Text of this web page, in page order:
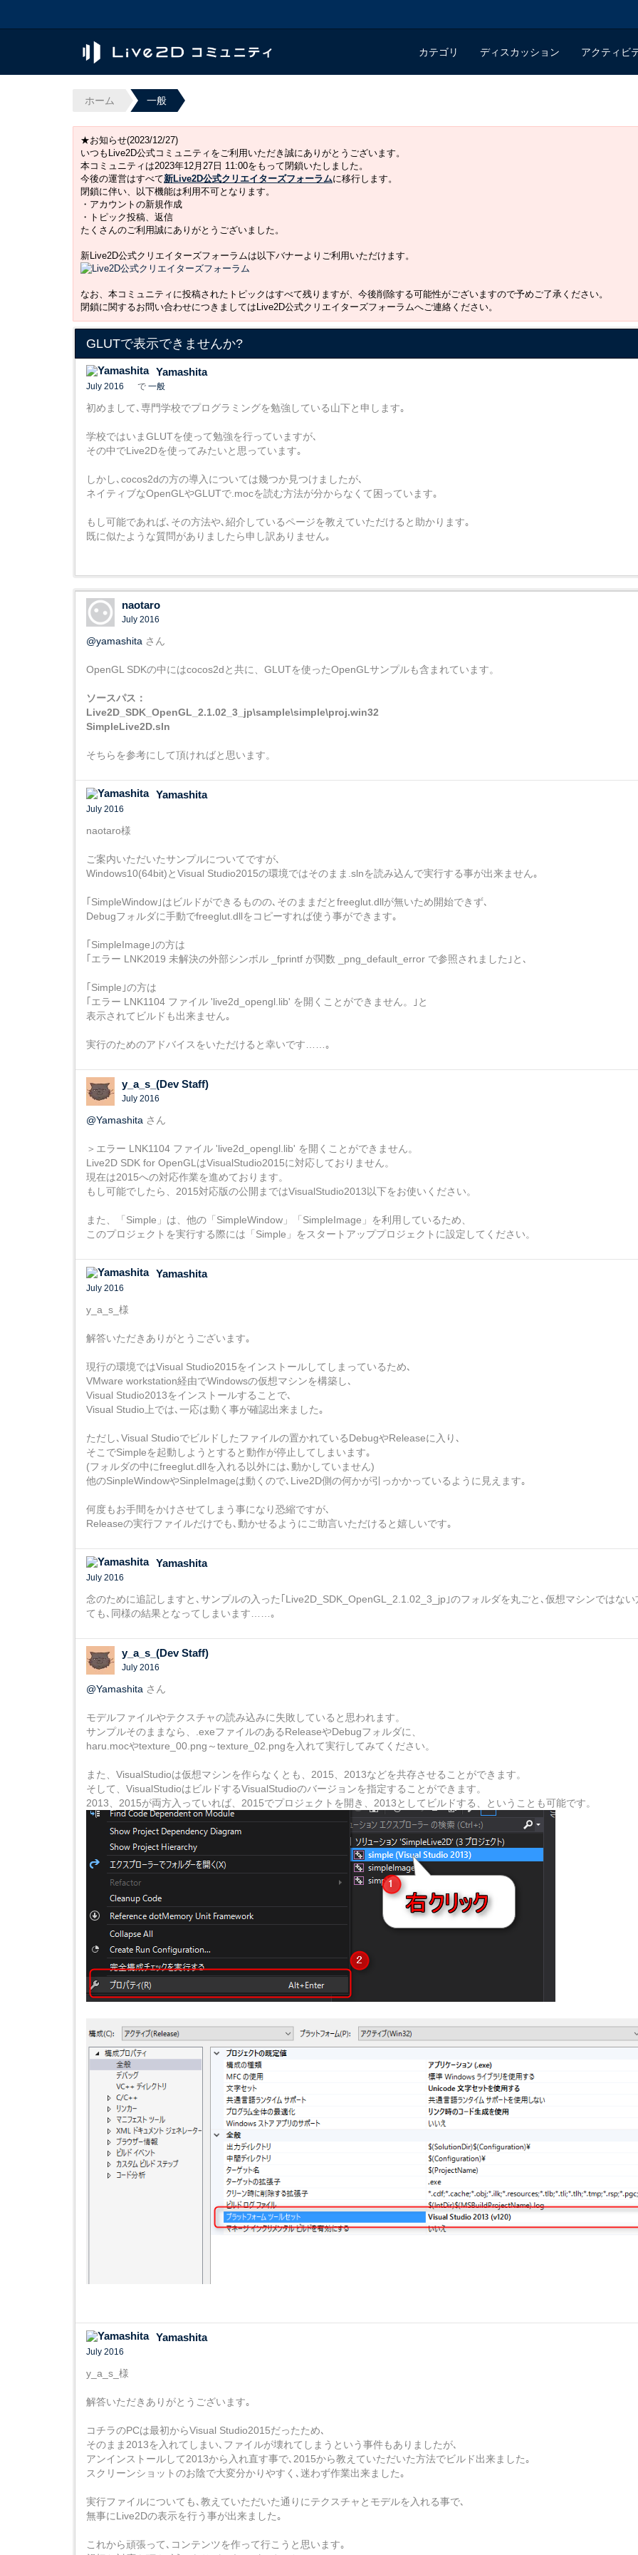
カテゴリ ディスカッション アクティビ
ホーム 一般
★お知らせ(2023/12/27)
いつもLive2D公式コミュニティをご利用いただき誠にありがとうございます。
本コミュニティは2023年12月27日 11:00をもって閉鎖いたしました。
今後の運営はすべて新Live2D公式クリエイターズフォーラムに移行します。
閉鎖に伴い、以下機能は利用不可となります。
・アカウントの新規作成
・トピック投稿、返信
たくさんのご利用誠にありがとうございました。
新Live2D公式クリエイターズフォーラムは以下バナーよりご利用いただけます。
なお、本コミュニティに投稿されたトピックはすべて残りますが、今後削除する可能性がございますので予めご了承ください。
閉鎖に関するお問い合わせにつきましてはLive2D公式クリエイターズフォーラムへご連絡ください。
GLUTで表示できませんか?
Yamashita
July 2016 で 一般
初めまして､専門学校でプログラミングを勉強している山下と申します｡
学校ではいまGLUTを使って勉強を行っていますが､
その中でLive2Dを使ってみたいと思っています｡
しかし､cocos2dの方の導入については幾つか見つけましたが､
ネイティブなOpenGLやGLUTで.mocを読む方法が分からなくて困っています｡
もし可能であれば､その方法や､紹介しているページを教えていただけると助かります｡
既に似たような質問がありましたら申し訳ありません｡
naotaro
July 2016
@yamashita さん
OpenGL SDKの中にはcocos2dと共に、GLUTを使ったOpenGLサンプルも含まれています。
ソースパス：
Live2D_SDK_OpenGL_2.1.02_3_jp\sample\simple\proj.win32
SimpleLive2D.sln
そちらを参考にして頂ければと思います。
Yamashita
July 2016
naotaro様
ご案内いただいたサンプルについてですが､
Windows10(64bit)とVisual Studio2015の環境ではそのまま.slnを読み込んで実行する事が出来ません｡
｢SimpleWindow｣はビルドができるものの､そのままだとfreeglut.dllが無いため開始できず､
Debugフォルダに手動でfreeglut.dllをコピーすれば使う事ができます｡
｢SimpleImage｣の方は
｢エラー LNK2019 未解決の外部シンボル _fprintf が関数 _png_default_error で参照されました｣と､
｢Simple｣の方は
｢エラー LNK1104 ファイル 'live2d_opengl.lib' を開くことができません。｣と
表示されてビルドも出来ません｡
実行のためのアドバイスをいただけると幸いです……｡
y_a_s_(Dev Staff)
July 2016
@Yamashita さん
＞エラー LNK1104 ファイル 'live2d_opengl.lib' を開くことができません。
Live2D SDK for OpenGLはVisualStudio2015に対応しておりません。
現在は2015への対応作業を進めております。
もし可能でしたら、2015対応版の公開まではVisualStudio2013以下をお使いください。
また、「Simple」は、他の「SimpleWindow」「SimpleImage」を利用しているため、
このプロジェクトを実行する際には「Simple」をスタートアッププロジェクトに設定してください。
Yamashita
July 2016
y_a_s_様
解答いただきありがとうございます｡
現行の環境ではVisual Studio2015をインストールしてしまっているため､
VMware workstation経由でWindowsの仮想マシンを構築し､
Visual Studio2013をインストールすることで､
Visual Studio上では､一応は動く事が確認出来ました｡
ただし､Visual Studioでビルドしたファイルの置かれているDebugやReleaseに入り､
そこでSimpleを起動しようとすると動作が停止してしまいます｡
(フォルダの中にfreeglut.dllを入れる以外には､動かしていません)
他のSinpleWindowやSinpleImageは動くので､Live2D側の何かが引っかかっているように見えます｡
何度もお手間をかけさせてしまう事になり恐縮ですが､
Releaseの実行ファイルだけでも､動かせるようにご助言いただけると嬉しいです｡
Yamashita
July 2016
念のために追記しますと､サンプルの入った｢Live2D_SDK_OpenGL_2.1.02_3_jp｣のフォルダを丸ごと､仮想マシンではない
ても､同様の結果となってしまいます……｡
y_a_s_(Dev Staff)
July 2016
@Yamashita さん
モデルファイルやテクスチャの読み込みに失敗していると思われます。
サンプルそのままなら、.exeファイルのあるReleaseやDebugフォルダに、
haru.mocやtexture_00.png～texture_02.pngを入れて実行してみてください。
また、VisualStudioは仮想マシンを作らなくとも、2015、2013などを共存させることができます。
そして、VisualStudioはビルドするVisualStudioのバージョンを指定することができます。
2013、2015が両方入っていれば、2015でプロジェクトを開き、2013としてビルドする、ということも可能です。
Yamashita
July 2016
y_a_s_様
解答いただきありがとうございます｡
コチラのPCは最初からVisual Studio2015だったため､
そのまま2013を入れてしまい､ファイルが壊れてしまうという事件もありましたが､
アンインストールして2013から入れ直す事で､2015から教えていただいた方法でビルド出来ました｡
スクリーンショットのお陰で大変分かりやすく､迷わず作業出来ました｡
実行ファイルについても､教えていただいた通りにテクスチャとモデルを入れる事で､
無事にLive2Dの表示を行う事が出来ました｡
これから頑張って､コンテンツを作って行こうと思います｡